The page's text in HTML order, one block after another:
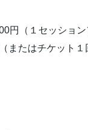
円（１セッション
たはチケット１